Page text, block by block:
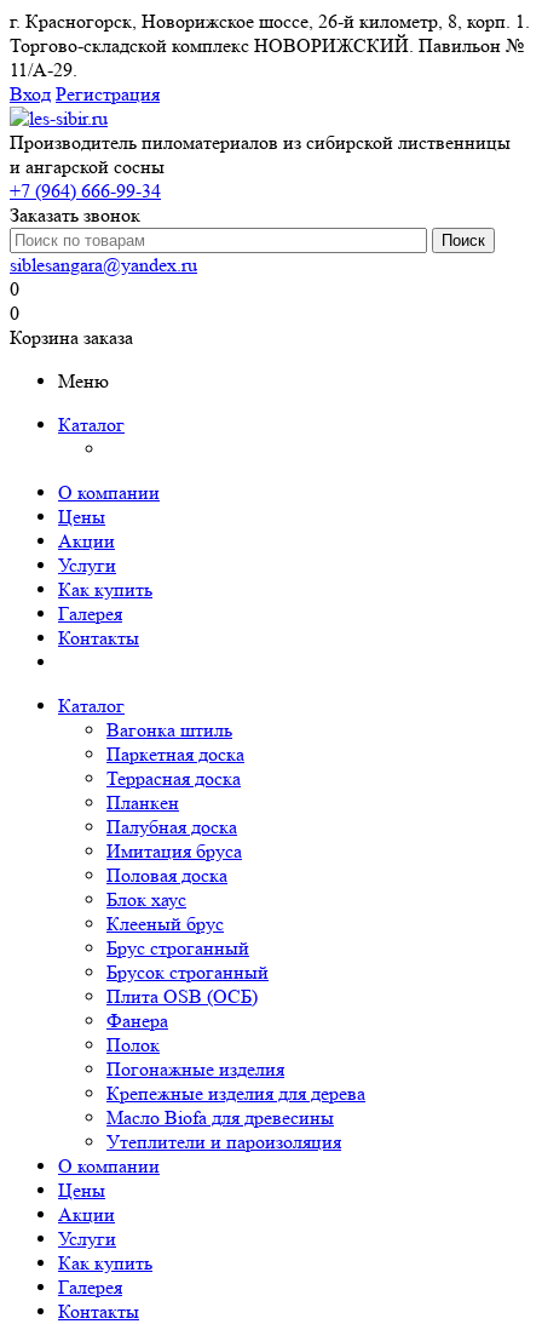
г. Красногорск, Новорижское шоссе, 26-й километр, 8, корп. 1.
Торгово-складской комплекс НОВОРИЖСКИЙ. Павильон №
11/A-29.
Вход Регистрация
Производитель пиломатериалов из сибирской лиственницы
и ангарской сосны
+7 (964) 666-99-34
Заказать звонок
siblesangara@yandex.ru
0
0
Корзина заказа
Меню
Каталог
О компании
Цены
Акции
Услуги
Как купить
Галерея
Контакты
Каталог
Вагонка штиль
Паркетная доска
Террасная доска
Планкен
Палубная доска
Имитация бруса
Половая доска
Блок хаус
Клееный брус
Брус строганный
Брусок строганный
Плита OSB (ОСБ)
Фанера
Полок
Погонажные изделия
Крепежные изделия для дерева
Масло Biofa для древесины
Утеплители и пароизоляция
О компании
Цены
Акции
Услуги
Как купить
Галерея
Контакты